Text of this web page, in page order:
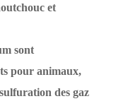
et
sont
pour animaux,
des gaz